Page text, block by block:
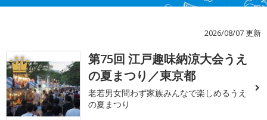
2026/08/07 更新
1
第75回 江戸趣味納涼大会うえ
の夏まつり／東京都
老若男女問わず家族みんなで楽しめるうえ
の夏まつり